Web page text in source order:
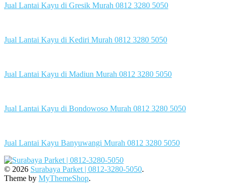
Jual Lantai Kayu di Gresik Murah 0812 3280 5050
Jual Lantai Kayu di Kediri Murah 0812 3280 5050
Jual Lantai Kayu di Madiun Murah 0812 3280 5050
Jual Lantai Kayu di Bondowoso Murah 0812 3280 5050
Jual Lantai Kayu Banyuwangi Murah 0812 3280 5050
© 2026 Surabaya Parket | 0812-3280-5050.
Theme by MyThemeShop.